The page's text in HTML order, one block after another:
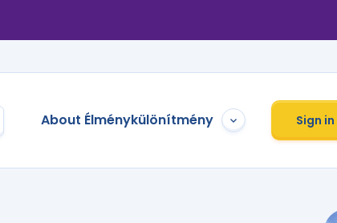
About Élménykülönítmény Sign in